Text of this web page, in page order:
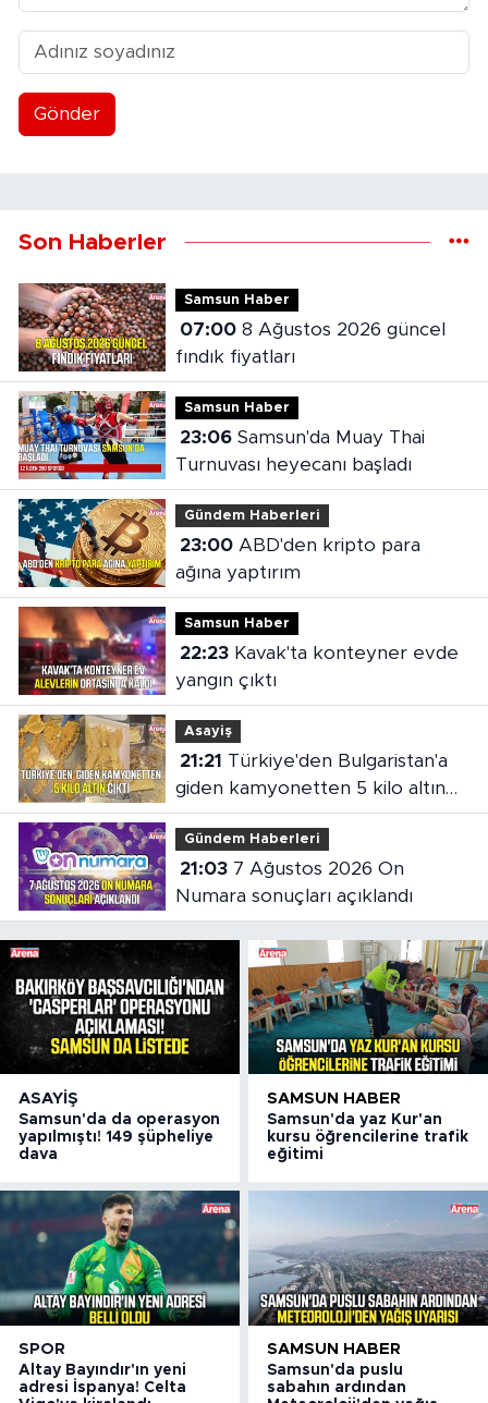
Gönder
Son Haberler
Samsun Haber
07:008 Ağustos 2026 güncel
fındık fiyatları
Samsun Haber
23:06Samsun'da Muay Thai
Turnuvası heyecanı başladı
Gündem Haberleri
23:00ABD'den kripto para
ağına yaptırım
Samsun Haber
22:23Kavak'ta konteyner evde
yangın çıktı
Asayiş
21:21
giden kamyonetten 5 kilo altın
çıktı
Gündem Haberleri
21:037 Ağustos 2026 On
Numara sonuçları açıklandı
ASAYIŞ
Samsun'da da operasyon
yapılmıştı! 149 şüpheliye
dava
SAMSUN HABER
Samsun'da yaz Kur'an
kursu öğrencilerine trafik
eğitimi
SPOR
Altay Bayındır'ın yeni
adresi İspanya! Celta
SAMSUN HABER
Samsun'da puslu
sabahın ardından